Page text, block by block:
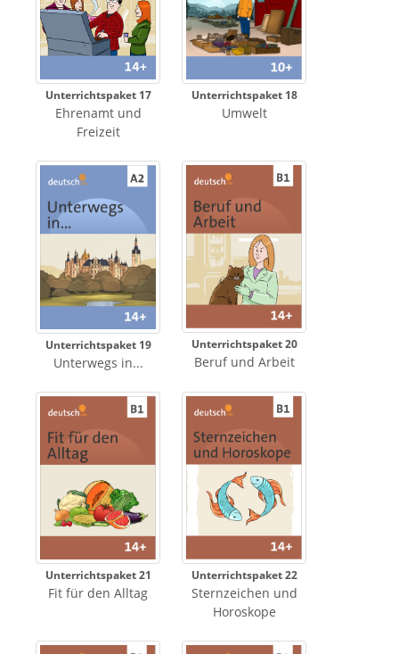
Unterrichtspaket 17
Ehrenamt und
Freizeit
Unterrichtspaket 18
Umwelt
Unterrichtspaket 19
Unterwegs in...
Unterrichtspaket 20
Beruf und Arbeit
Unterrichtspaket 21
Fit für den Alltag
Unterrichtspaket 22
Sternzeichen und
Horoskope